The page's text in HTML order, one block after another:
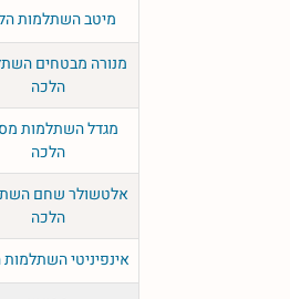
מיטב השתלמות
מנורה מבטחים
הלכה
מגדל השתלמות
הלכה
אלטשולר שחם
הלכה
אינפיניטי